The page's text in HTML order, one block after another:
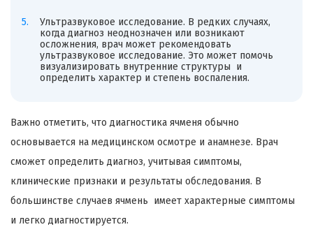
Ультразвуковое исследование. В редких случаях,
когда диагноз неоднозначен или возникают
осложнения, врач может рекомендовать
ультразвуковое исследование. Это может помочь
визуализировать внутренние структуры и
определить характер и степень воспаления.
Важно отметить, что диагностика ячменя обычно
основывается на медицинском осмотре и анамнезе. Врач
сможет определить диагноз, учитывая симптомы,
клинические признаки и результаты обследования. В
большинстве случаев ячмень имеет характерные симптомы
и легко диагностируется.